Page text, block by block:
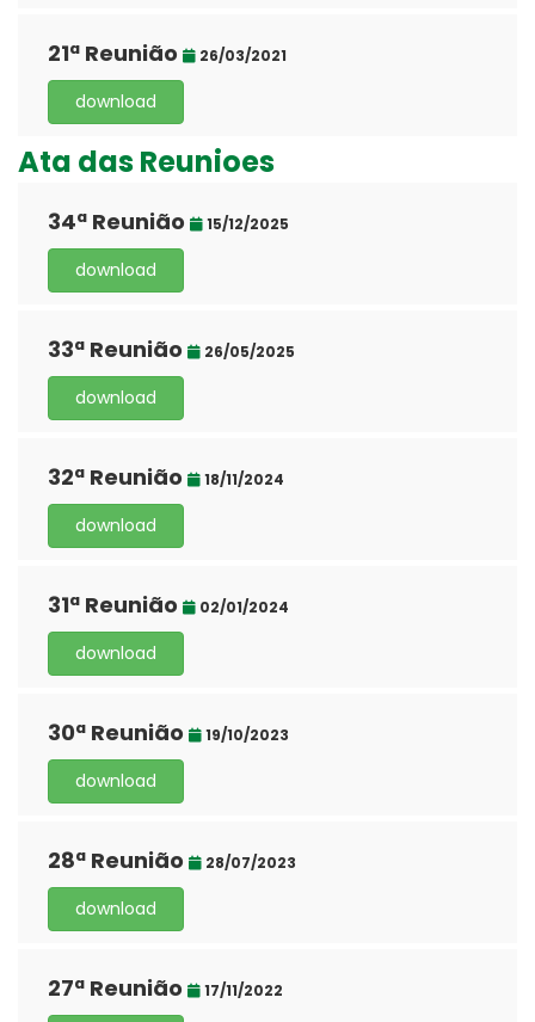
21ª Reunião 26/03/2021
download
Ata das Reunioes
34ª Reunião 15/12/2025
download
33ª Reunião 26/05/2025
download
32ª Reunião 18/11/2024
download
31ª Reunião 02/01/2024
download
30ª Reunião 19/10/2023
download
28ª Reunião 28/07/2023
download
27ª Reunião 17/11/2022